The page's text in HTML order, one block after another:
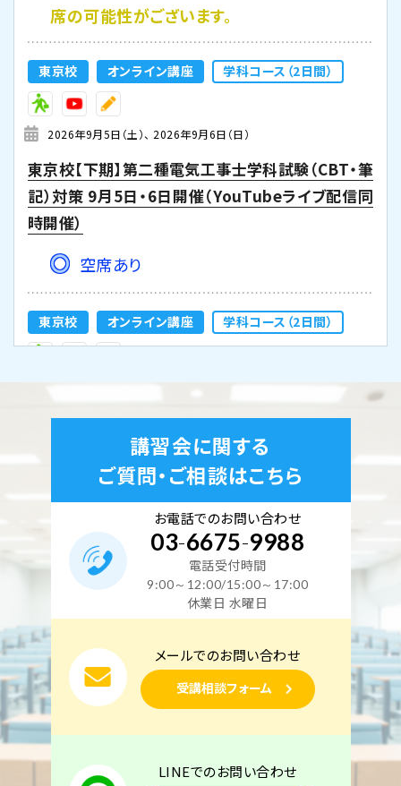
席の可能性がございます。
東京校 オンライン講座 学科コース（2日間）
2026年9月5日（土） 2026年9月6日（日）
東京校【下期】第二種電気工事士学科試験（CBT・筆
記）対策 9月5日・6日開催（YouTubeライブ配信同
時開催）
空席あり
東京校 オンライン講座 学科コース（2日間）
2026年9月20日（日）
東京校【下期】第二種電気工事士学科試験（CBT・筆
記）対策 9月19日・20日開催（YouTubeライブ配信
オンライン講座 複線図特訓コース
2026年9月21日（月）
東京校【下期】配線図・複線図特訓コース 9月21日
開催（YouTubeライブ配信同時開催）
空席あり
講習会に関する
ご質問・ご相談はこちら
お電話でのお問い合わせ
03-6675-9988
電話受付時間
9:00～12:00/15:00～17:00
休業日 水曜日
メールでのお問い合わせ
受講相談フォーム
LINEでのお問い合わせ